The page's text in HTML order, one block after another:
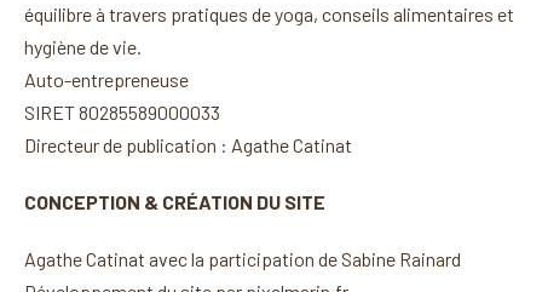
équilibre à travers pratiques de yoga, conseils alimentaires et
hygiène de vie.
Auto-entrepreneuse
SIRET 80285589000033
Directeur de publication : Agathe Catinat
CONCEPTION & CRÉATION DU SITE
Agathe Catinat avec la participation de Sabine Rainard